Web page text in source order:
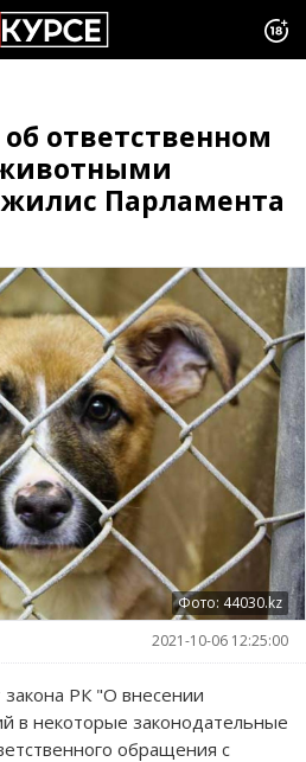
ответственном
Парламента
Фото: 44030.kz
2021-10-06 12:25:00
РК "О внесении
в некоторые законодательные
обращения с